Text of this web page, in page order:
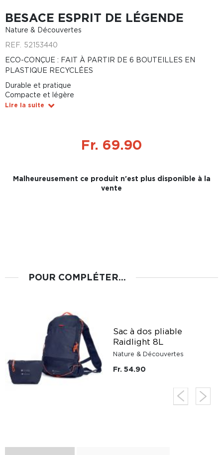
BESACE ESPRIT DE LÉGENDE
Nature & Découvertes
REF. 52153440
ECO-CONÇUE : FAIT À PARTIR DE 6 BOUTEILLES EN
PLASTIQUE RECYCLÉES
Durable et pratique
Compacte et légère
Lire la suite
Fr. 69.90
Malheureusement ce produit n'est plus disponible à la
vente
POUR COMPLÉTER...
Sac à dos pliable
Raidlight 8L
Nature & Découvertes
Fr. 54.90